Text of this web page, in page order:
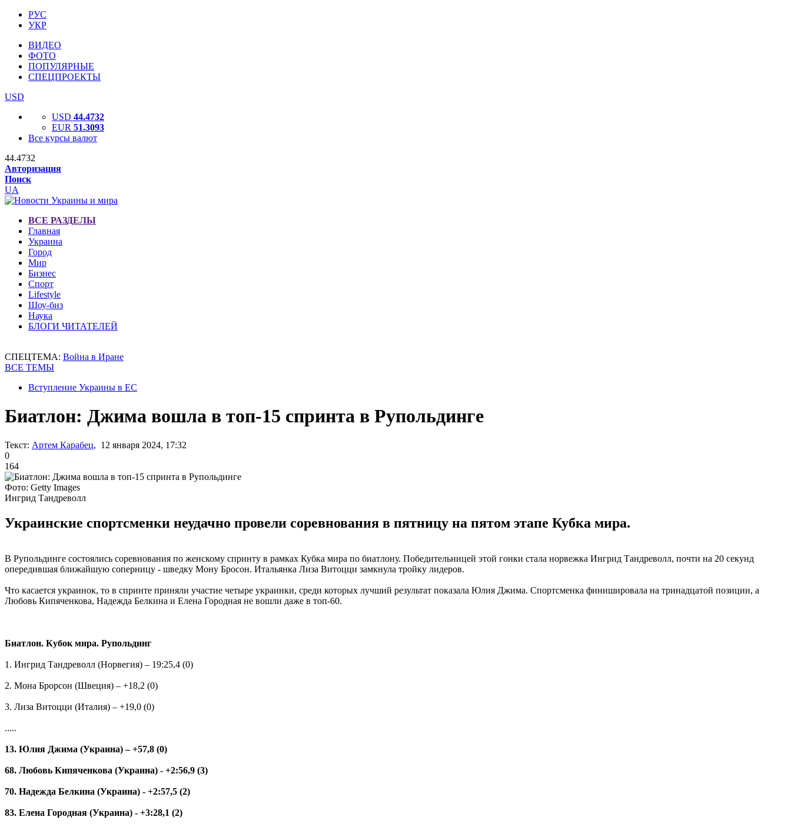
РУС
УКР
ВИДЕО
ФОТО
ПОПУЛЯРНЫЕ
СПЕЦПРОЕКТЫ
USD
USD 44.4732
EUR 51.3093
Все курсы валют
44.4732
Авторизация
Поиск
UA
ВСЕ РАЗДЕЛЫ
Главная
Украина
Город
Мир
Бизнес
Спорт
Lifestyle
Шоу-биз
Наука
БЛОГИ ЧИТАТЕЛЕЙ
СПЕЦТЕМА: Война в Иране
ВСЕ ТЕМЫ
Вступление Украины в ЕС
Биатлон: Джима вошла в топ-15 спринта в Рупольдинге
Текст: Артем Карабец, 12 января 2024, 17:32
0
164
Фото: Getty Images
Ингрид Тандреволл
Украинские спортсменки неудачно провели соревнования в пятницу на пятом этапе Кубка мира.
В Рупольдинге состоялись соревнования по женскому спринту в рамках Кубка мира по биатлону. Победительницей этой гонки стала норвежка Ингрид Тандреволл, почти на 20 секунд
опередившая ближайшую соперницу - шведку Мону Бросон. Итальянка Лиза Витоцци замкнула тройку лидеров.
Что касается украинок, то в спринте приняли участие четыре украинки, среди которых лучший результат показала Юлия Джима. Спортсменка финишировала на тринадцатой позиции, а
Любовь Кипяченкова, Надежда Белкина и Елена Городная не вошли даже в топ-60.
Биатлон. Кубок мира. Рупольдинг
1. Ингрид Тандреволл (Норвегия) – 19:25,4 (0)
2. Мона Брорсон (Швеция) – +18,2 (0)
3. Лиза Витоцци (Италия) – +19,0 (0)
.....
13. Юлия Джима (Украина) – +57,8 (0)
68. Любовь Кипяченкова (Украина) - +2:56,9 (3)
70. Надежда Белкина (Украина) - +2:57,5 (2)
83. Елена Городная (Украина) - +3:28,1 (2)